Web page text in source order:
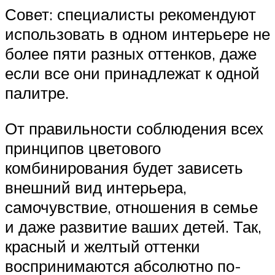
Совет: специалисты рекомендуют
использовать в одном интерьере не
более пяти разных оттенков, даже
если все они принадлежат к одной
палитре.
От правильности соблюдения всех
принципов цветового
комбинирования будет зависеть
внешний вид интерьера,
самочувствие, отношения в семье
и даже развитие ваших детей. Так,
красный и желтый оттенки
воспринимаются абсолютно по-